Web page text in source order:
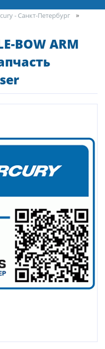
- Санкт-Петербург
BOW ARM